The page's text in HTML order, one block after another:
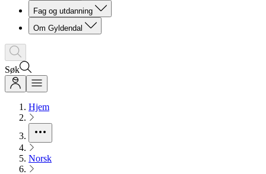
Fag og utdanning
Om Gyldendal
Søk
Hjem
Norsk